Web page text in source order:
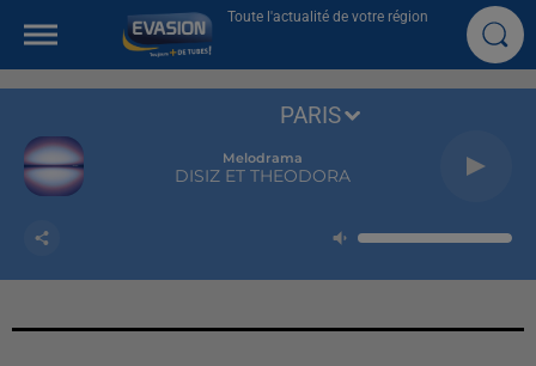
Toute l'actualité de votre région
Melodrama
DISIZ ET THEODORA
PARIS